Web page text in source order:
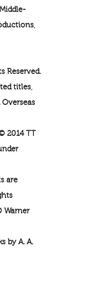
Reserved.
titles,
2014 TT
are
Warner
by A. A.